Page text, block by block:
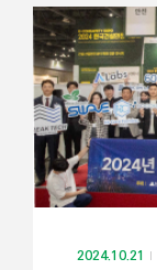
2024.10.21